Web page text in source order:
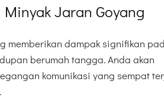
Jaran Goyang
memberikan dampak signifikan
berumah tangga. Anda akan
komunikasi yang sempat